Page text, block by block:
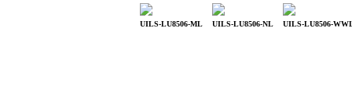
UILS-LU8506-ML UILS-LU8506-NL UILS-LU8506-